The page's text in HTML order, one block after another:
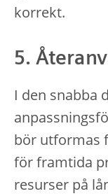
korrekt.
5.
I den snabba
bör utformas
för framtida
resurser på